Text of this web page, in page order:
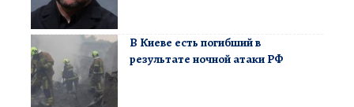
В Киеве есть погибший в
результате ночной атаки РФ